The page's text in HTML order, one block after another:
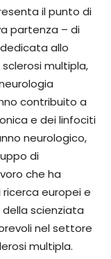
il punto di
partenza – di
allo
multipla,
contribuito a
e dei linfociti
neurologico,
di
che ha
europei e
scienziata
nel settore
multipla.